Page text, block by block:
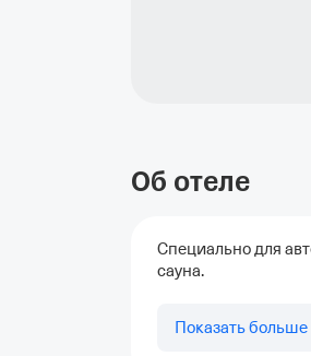
Об отеле
Специально для
сауна.
Показать больше